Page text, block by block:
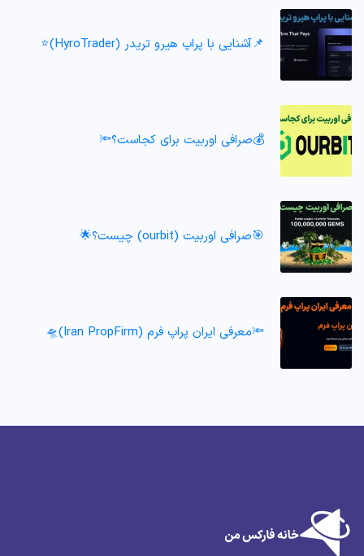
📌آشنایی با پراپ هیرو تریدر (HyroTrader)⭐️
💰صرافی اوربیت برای کجاست؟🔦
🎯صرافی اوربیت (ourbit) چیست؟🌟
🔦معرفی ایران پراپ فرم (Iran PropFirm)🛸